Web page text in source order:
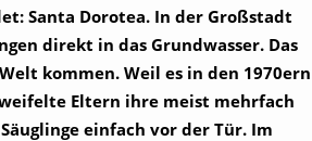
Santa Dorotea. In der Großstadt
direkt in das Grundwasser. Das
kommen. Weil es in den 1970ern
Eltern ihre meist mehrfach
einfach vor der Tür. Im